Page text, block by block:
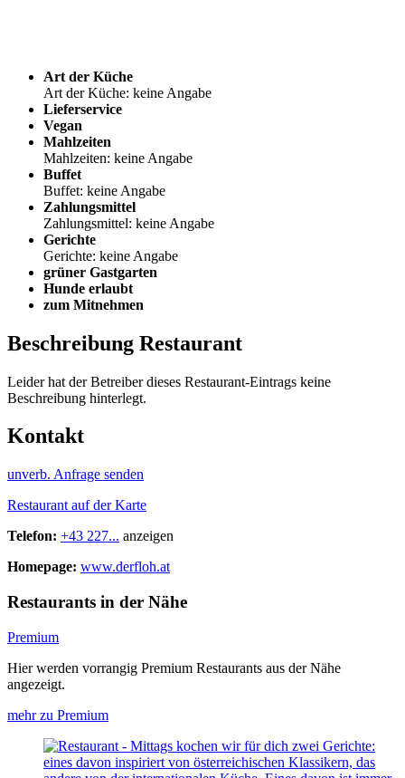
Art der Küche
Art der Küche: keine Angabe
Lieferservice
Vegan
Mahlzeiten
Mahlzeiten: keine Angabe
Buffet
Buffet: keine Angabe
Zahlungsmittel
Zahlungsmittel: keine Angabe
Gerichte
Gerichte: keine Angabe
grüner Gastgarten
Hunde erlaubt
zum Mitnehmen
Beschreibung Restaurant
Leider hat der Betreiber dieses Restaurant-Eintrags keine
Beschreibung hinterlegt.
Kontakt
unverb. Anfrage senden
Restaurant auf der Karte
Telefon: +43 227... anzeigen
Homepage: www.derfloh.at
Restaurants in der Nähe
Premium
Hier werden vorrangig Premium Restaurants aus der Nähe
angezeigt.
mehr zu Premium